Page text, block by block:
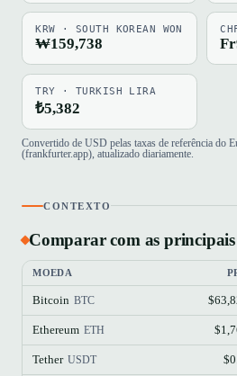
KRW · SOUTH KOREAN WON
₩159,738
TRY · TURKISH LIRA
₺5,382
Convertido de USD pelas taxas de referência do
(frankfurter.app), atualizado diariamente.
CONTEXTO
Comparar com as principais
MOEDA
Bitcoin BTC
Ethereum ETH
Tether USDT